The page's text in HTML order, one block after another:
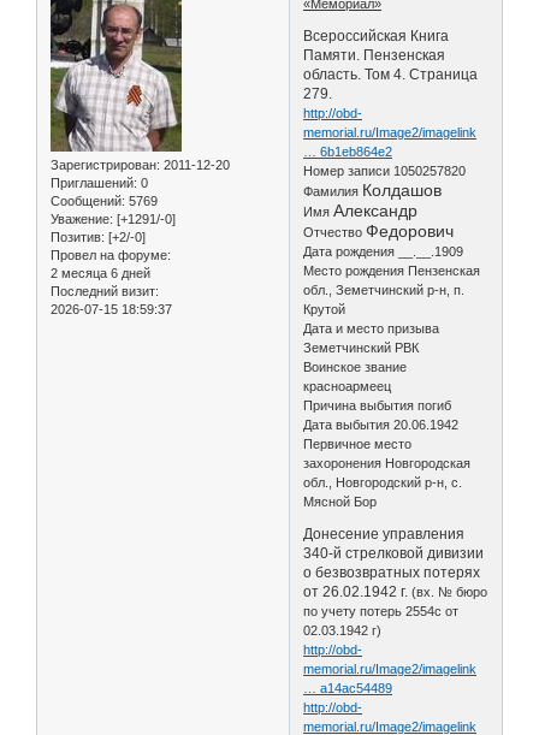
Зарегистрирован: 2011-12-20
Приглашений: 0
Сообщений: 5769
Уважение: [+1291/-0]
Позитив: [+2/-0]
Провел на форуме:
2 месяца 6 дней
Последний визит:
2026-07-15 18:59:37
«Мемориал»
Всероссийская Книга
Памяти. Пензенская
область. Том 4. Страница
279.
http://obd-
memorial.ru/Image2/imagelink
… 6b1eb864e2
Номер записи 1050257820
Фамилия Колдашов
ИмяАлександр
ОтчествоФедорович
Дата рождения __.__.1909
Место рождения Пензенская
обл., Земетчинский р-н, п.
Крутой
Дата и место призыва
Земетчинский РВК
Воинское звание
красноармеец
Причина выбытия погиб
Дата выбытия 20.06.1942
Первичное место
захоронения Новгородская
обл., Новгородский р-н, с.
Мясной Бор
Донесение управления
340-й стрелковой дивизии
о безвозвратных потерях
от 26.02.1942 г. (вх. № бюро
по учету потерь 2554с от
02.03.1942 г)
http://obd-
memorial.ru/Image2/imagelink
… a14ac54489
http://obd-
memorial.ru/Image2/imagelink